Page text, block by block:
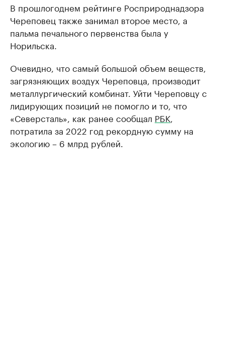
В прошлогоднем рейтинге Росприроднадзора
Череповец также занимал второе место, а
пальма печального первенства была у
Норильска.
Очевидно, что самый большой объем веществ,
загрязняющих воздух Череповца, производит
металлургический комбинат. Уйти Череповцу с
лидирующих позиций не помогло и то, что
«Северсталь», как ранее сообщал РБК
потратила за 2022 год рекордную сумму на
экологию – 6 млрд рублей.